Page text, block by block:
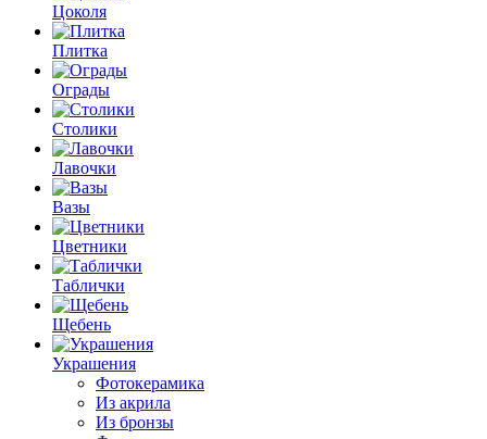
Цоколя
Плитка
Ограды
Столики
Лавочки
Вазы
Цветники
Таблички
Щебень
Украшения
Фотокерамика
Из акрила
Из бронзы